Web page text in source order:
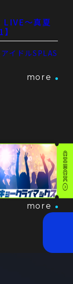
～真夏
イドルSPLAS
more
ーアルバム
ト in 池袋・
17 ...
more